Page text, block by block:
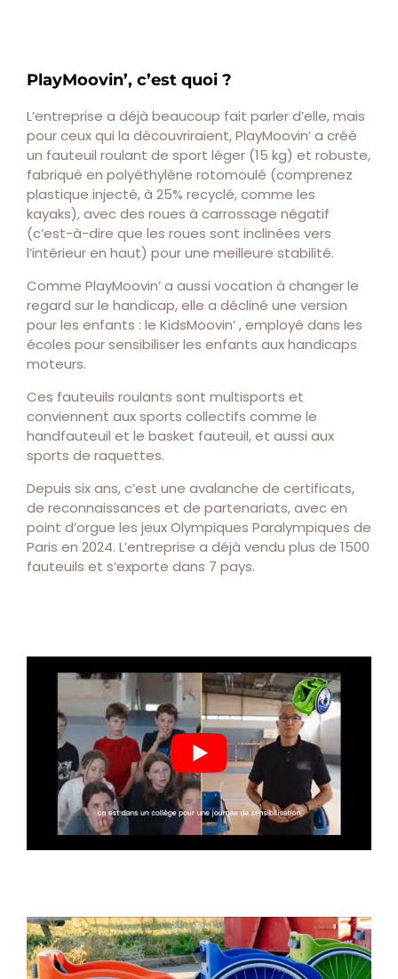
PlayMoovin’, c’est quoi ?
L’entreprise a déjà beaucoup fait parler d’elle, mais
pour ceux qui la découvriraient, PlayMoovin’ a créé
un fauteuil roulant de sport léger (15 kg) et robuste,
fabriqué en polyéthylène rotomoulé (comprenez
plastique injecté, à 25% recyclé, comme les
kayaks), avec des roues à carrossage négatif
(c’est-à-dire que les roues sont inclinées vers
l’intérieur en haut) pour une meilleure stabilité.
Comme PlayMoovin’ a aussi vocation à changer le
regard sur le handicap, elle a décliné une version
pour les enfants : le KidsMoovin’ , employé dans les
écoles pour sensibiliser les enfants aux handicaps
moteurs.
Ces fauteuils roulants sont multisports et
conviennent aux sports collectifs comme le
handfauteuil et le basket fauteuil, et aussi aux
sports de raquettes.
Depuis six ans, c’est une avalanche de certificats,
de reconnaissances et de partenariats, avec en
point d’orgue les jeux Olympiques Paralympiques de
Paris en 2024. L’entreprise a déjà vendu plus de 1500
fauteuils et s’exporte dans 7 pays.